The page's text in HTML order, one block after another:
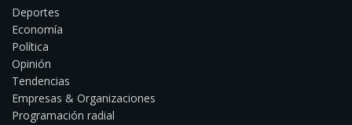
Deportes
Economía
Política
Opinión
Tendencias
Empresas & Organizaciones
Programación radial